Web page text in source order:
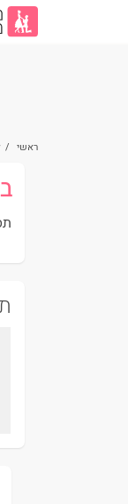
ראשי /